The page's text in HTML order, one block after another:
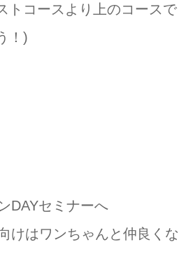
トコースより上のコースで
！)
DAYセミナーへ
けはワンちゃんと仲良くな